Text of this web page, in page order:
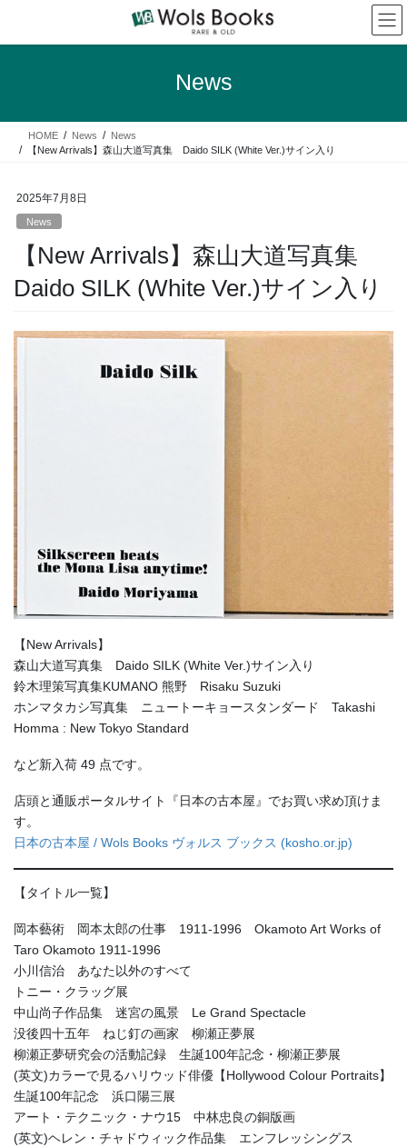
テ
ス
ゲ
ン
News
HOME News
News
【New Arrivals】森山大道写真集 Daido SILK (White Ver.)サイン入り
2025年7月8日
News
【New Arrivals】森山大道写真集
Daido SILK (White Ver.)サイン入り
【New Arrivals】
森山大道写真集 Daido SILK (White Ver.)サイン入り
鈴木理策写真集KUMANO 熊野 Risaku Suzuki
ホンマタカシ写真集 ニュートーキョースタンダード Takashi
Homma : New Tokyo Standard
など新入荷 49 点です。
店頭と通販ポータルサイト『日本の古本屋』でお買い求め頂けま
す。
日本の古本屋 / Wols Books ヴォルス ブックス (kosho.or.jp)
【タイトル一覧】
岡本藝術 岡本太郎の仕事 1911-1996 Okamoto Art Works of
Taro Okamoto 1911-1996
小川信治 あなた以外のすべて
トニー・クラッグ展
中山尚子作品集 迷宮の風景 Le Grand Spectacle
没後四十五年 ねじ釘の画家 柳瀬正夢展
柳瀬正夢研究会の活動記録 生誕100年記念・柳瀬正夢展
(英文)カラーで見るハリウッド俳優【Hollywood Colour Portraits】
生誕100年記念 浜口陽三展
アート・テクニック・ナウ15 中林忠良の銅版画
(英文)ヘレン・チャドウィック作品集 エンフレッシングス